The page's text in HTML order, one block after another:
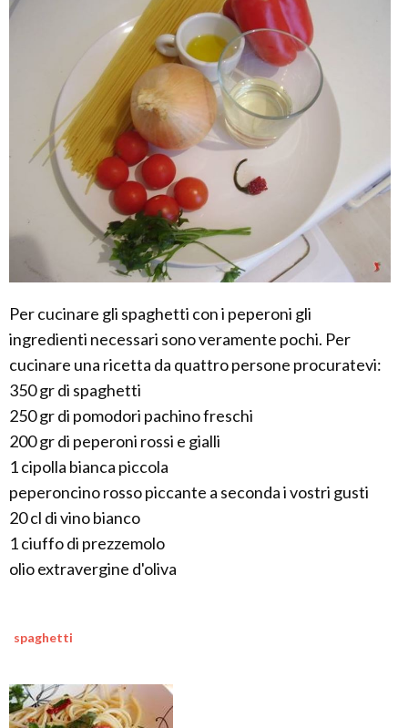
Per cucinare gli spaghetti con i peperoni gli
ingredienti necessari sono veramente pochi. Per
cucinare una ricetta da quattro persone procuratevi:
350 gr di spaghetti
250 gr di pomodori pachino freschi
200 gr di peperoni rossi e gialli
1 cipolla bianca piccola
peperoncino rosso piccante a seconda i vostri gusti
20 cl di vino bianco
1 ciuffo di prezzemolo
olio extravergine d'oliva
spaghetti